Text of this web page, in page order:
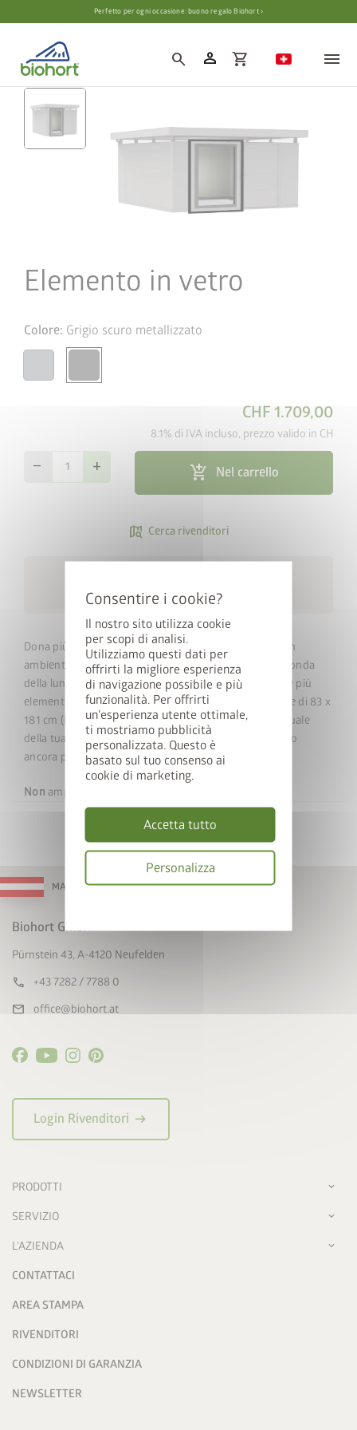
Impostazioni cookie
Il nostro sito utilizza cookie
per scopi di analisi.
Utilizziamo questi dati per
offrirti la migliore esperienza
di navigazione possibile e più
funzionalità. Per offrirti
un'esperienza utente ottimale,
ti mostriamo pubblicità
personalizzata. Questo è
basato sul tuo consenso ai
cookie di marketing.
Accetta tutto
Personalizza
privacy
Perfetto per ogni occasione: buono regalo Biohort ›
search person shopping_cart
Elemento in vetro
Colore: Grigio scuro metallizzato
CHF 1.709,00
8.1% di IVA incluso, prezzo valido in CH
remove add add_shopping_cart Nel carrello
map_search Cerca rivenditori
lavorativi
Dona più eleganza all'esterno, creando al contempo un
ambiente più luminoso e accogliente all'interno. A seconda
della lunghezza della parete, puoi decidere di installare più
elementi, ciascuno con superficie fissa in vetro isolante di 83 x
181 cm (L x A), l'uno accanto all'altro: così aprirai la visuale
della tua soluzione CasaNova, conferendole un aspetto
ancora più moderno e leggero.
Non ampliabile in un secondo momento!
MADE IN AUSTRIA
Biohort GmbH
Pürnstein 43, A-4120 Neufelden
call +43 7282 / 7788 0
mail office@biohort.at
Login Rivenditori arrow_right_alt
PRODOTTI
SERVIZIO
L'AZIENDA
CONTATTACI
AREA STAMPA
RIVENDITORI
CONDIZIONI DI GARANZIA
NEWSLETTER